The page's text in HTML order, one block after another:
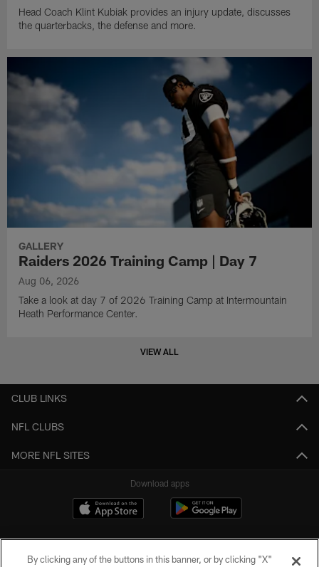
Head Coach Klint Kubiak provides an injury update, discusses
the quarterbacks, the defense and more.
GALLERY
Raiders 2026 Training Camp | Day 7
Aug 06, 2026
Take a look at day 7 of 2026 Training Camp at Intermountain
Heath Performance Center.
VIEW ALL
CLUB LINKS
NFL CLUBS
MORE NFL SITES
Download apps
By clicking any of the buttons in this banner, or by clicking "X"